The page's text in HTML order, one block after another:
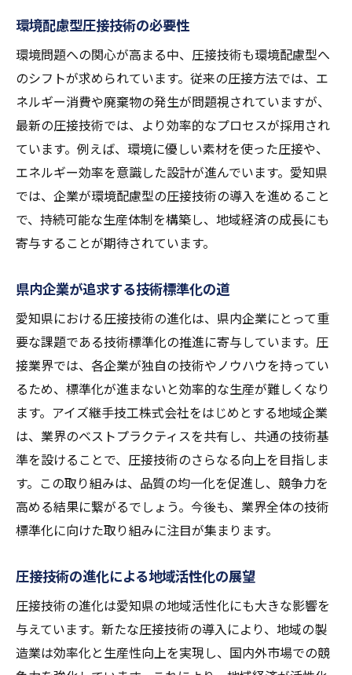
次世代圧接技術の可能性とその挑戦
地域のニーズに応える圧接技術の進化
圧接技術が切り開く新しいビジネスチャン
ス
未来の産業を支える圧接技術の可能性
圧接技術とIoTの連携が生む製造業の未来像
IoTとの統合による圧接技術の進化
スマート製造と圧接技術の未来
リアルタイムデータで圧接プロセスを最適
IoTがもたらす圧接技術の新たな可能性
圧接プロセスにおけるデジタルトランスフ
ォーメーション
圧接技術の効率化を支えるIoTソリューショ
ン
環境と技術を両立する持続可能な圧接のこれか
ら
環境負荷を軽減する圧接技術の取り組み
持続可能な圧接技術の最前線
環境保護と圧接技術の共生を探る
環境対応型圧接技術の未来シナリオ
圧接技術が果たす環境保護への貢献
環境配慮型圧接技術の必要性
環境問題への関心が高まる中、圧接技術も環境配慮型へ
のシフトが求められています。従来の圧接方法では、エ
ネルギー消費や廃棄物の発生が問題視されていますが、
最新の圧接技術では、より効率的なプロセスが採用され
ています。例えば、環境に優しい素材を使った圧接や、
エネルギー効率を意識した設計が進んでいます。愛知県
では、企業が環境配慮型の圧接技術の導入を進めること
で、持続可能な生産体制を構築し、地域経済の成長にも
寄与することが期待されています。
県内企業が追求する技術標準化の道
愛知県における圧接技術の進化は、県内企業にとって重
要な課題である技術標準化の推進に寄与しています。圧
接業界では、各企業が独自の技術やノウハウを持ってい
るため、標準化が進まないと効率的な生産が難しくなり
ます。アイズ継手技工株式会社をはじめとする地域企業
は、業界のベストプラクティスを共有し、共通の技術基
準を設けることで、圧接技術のさらなる向上を目指しま
す。この取り組みは、品質の均一化を促進し、競争力を
高める結果に繋がるでしょう。今後も、業界全体の技術
標準化に向けた取り組みに注目が集まります。
圧接技術の進化による地域活性化の展望
圧接技術の進化は愛知県の地域活性化にも大きな影響を
与えています。新たな圧接技術の導入により、地域の製
造業は効率化と生産性向上を実現し、国内外市場での競